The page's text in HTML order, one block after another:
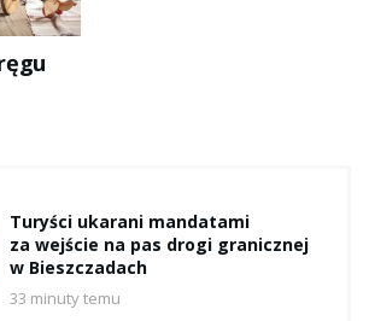
Turyści ukarani mandatami
za wejście na pas drogi granicznej
w Bieszczadach
33 minuty temu